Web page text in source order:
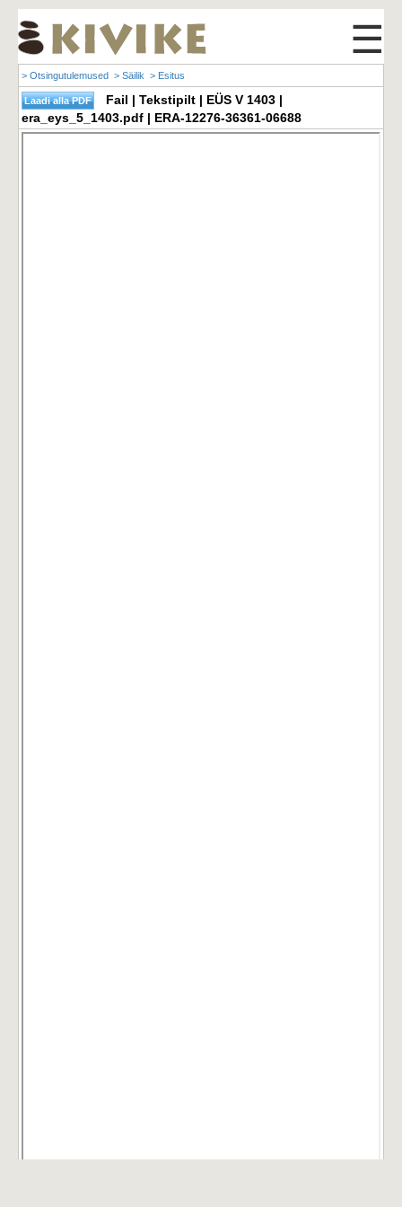
☰
> Otsingutulemused > Säilik > Esitus
Fail | Tekstipilt | EÜS V 1403 |
era_eys_5_1403.pdf | ERA-12276-36361-06688